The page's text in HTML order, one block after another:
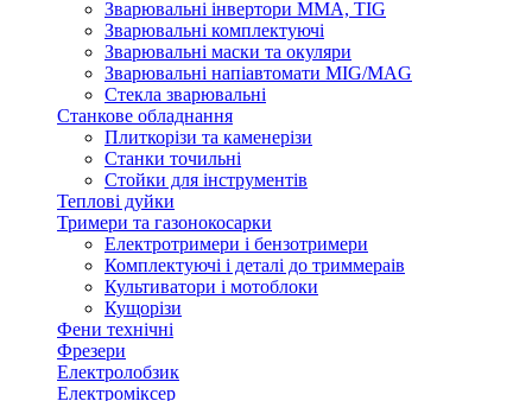
Зварювальні інвертори ММА, TIG
Зварювальні комплектуючі
Зварювальні маски та окуляри
Зварювальні напіавтомати MIG/MAG
Стекла зварювальні
Станкове обладнання
Плиткорізи та каменерізи
Станки точильні
Стойки для інструментів
Теплові дуйки
Тримери та газонокосарки
Електротримери і бензотримери
Комплектуючі і деталі до триммераів
Культиватори і мотоблоки
Кущорізи
Фени технічні
Фрезери
Електролобзик
Електроміксер